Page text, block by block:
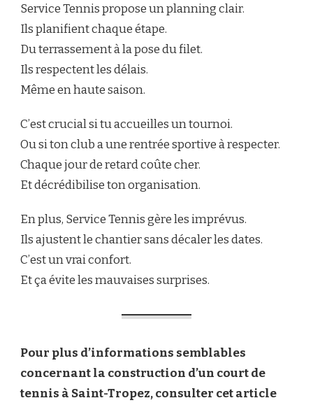
Service Tennis propose un planning clair.
Ils planifient chaque étape.
Du terrassement à la pose du filet.
Ils respectent les délais.
Même en haute saison.
C’est crucial si tu accueilles un tournoi.
Ou si ton club a une rentrée sportive à respecter.
Chaque jour de retard coûte cher.
Et décrédibilise ton organisation.
En plus, Service Tennis gère les imprévus.
Ils ajustent le chantier sans décaler les dates.
C’est un vrai confort.
Et ça évite les mauvaises surprises.
Pour plus d’informations semblables
concernant la construction d’un court de
tennis à Saint-Tropez, consulter cet article